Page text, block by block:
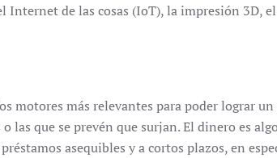
de las cosas (IoT), la impresión 3D,
motores más relevantes para poder lograr
que se prevén que surjan. El dinero es
asequibles y a cortos plazos, en